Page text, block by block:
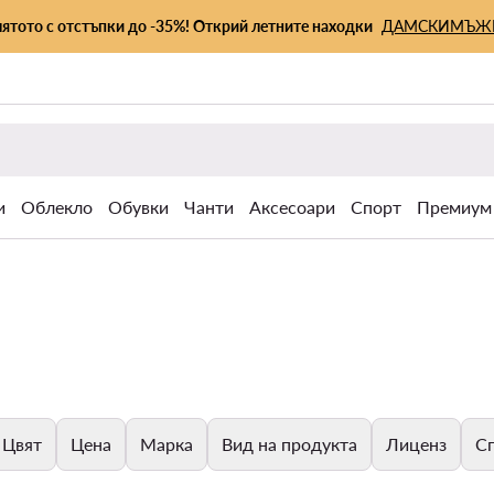
с отстъпки до -35%! Открий летните находки ДАМСКИ
Облекло Обувки Чанти Аксесоари Спорт Премиум
Цвят Цена Марка Вид на продукта Лиценз